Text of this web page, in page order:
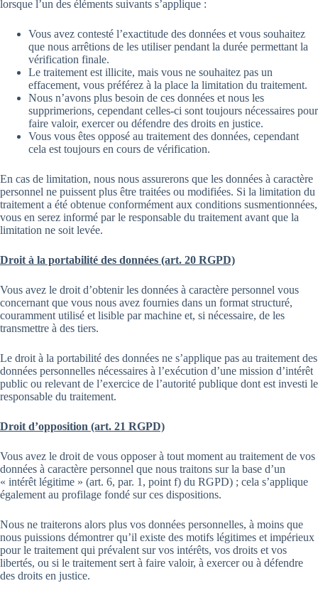
lorsque l’un des éléments suivants s’applique :
Vous avez contesté l’exactitude des données et vous souhaitez
que nous arrêtions de les utiliser pendant la durée permettant la
vérification finale.
Le traitement est illicite, mais vous ne souhaitez pas un
effacement, vous préférez à la place la limitation du traitement.
Nous n’avons plus besoin de ces données et nous les
supprimerions, cependant celles-ci sont toujours nécessaires pour
faire valoir, exercer ou défendre des droits en justice.
Vous vous êtes opposé au traitement des données, cependant
cela est toujours en cours de vérification.
En cas de limitation, nous nous assurerons que les données à caractère
personnel ne puissent plus être traitées ou modifiées. Si la limitation du
traitement a été obtenue conformément aux conditions susmentionnées,
vous en serez informé par le responsable du traitement avant que la
limitation ne soit levée.
Droit à la portabilité des données (art. 20 RGPD)
Vous avez le droit d’obtenir les données à caractère personnel vous
concernant que vous nous avez fournies dans un format structuré,
couramment utilisé et lisible par machine et, si nécessaire, de les
transmettre à des tiers.
Le droit à la portabilité des données ne s’applique pas au traitement des
données personnelles nécessaires à l’exécution d’une mission d’intérêt
public ou relevant de l’exercice de l’autorité publique dont est investi le
responsable du traitement.
Droit d’opposition (art. 21 RGPD)
Vous avez le droit de vous opposer à tout moment au traitement de vos
données à caractère personnel que nous traitons sur la base d’un
« intérêt légitime » (art. 6, par. 1, point f) du RGPD) ; cela s’applique
également au profilage fondé sur ces dispositions.
Nous ne traiterons alors plus vos données personnelles, à moins que
nous puissions démontrer qu’il existe des motifs légitimes et impérieux
pour le traitement qui prévalent sur vos intérêts, vos droits et vos
libertés, ou si le traitement sert à faire valoir, à exercer ou à défendre
des droits en justice.